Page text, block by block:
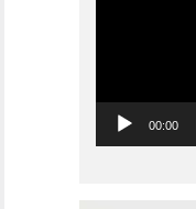
00:00